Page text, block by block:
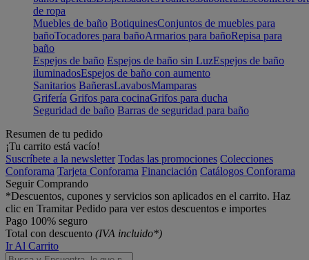
de ropa
Muebles de baño BotiquinesConjuntos de muebles para
bañoTocadores para bañoArmarios para bañoRepisa para
baño
Espejos de baño Espejos de baño sin LuzEspejos de baño
iluminadosEspejos de baño con aumento
Sanitarios BañerasLavabosMamparas
Grifería Grifos para cocinaGrifos para ducha
Seguridad de baño Barras de seguridad para baño
Resumen de tu pedido
¡Tu carrito está vacío!
Suscríbete a la newsletter Todas las promociones Colecciones
Conforama Tarjeta Conforama Financiación Catálogos Conforama
Seguir Comprando
*Descuentos, cupones y servicios son aplicados en el carrito. Haz
clic en Tramitar Pedido para ver estos descuentos e importes
Pago 100% seguro
Total con descuento (IVA incluido*)
Ir Al Carrito